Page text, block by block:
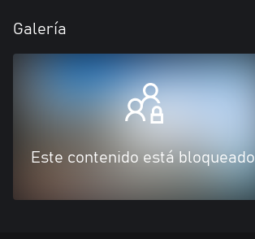
Galería
Este contenido está bloqueado